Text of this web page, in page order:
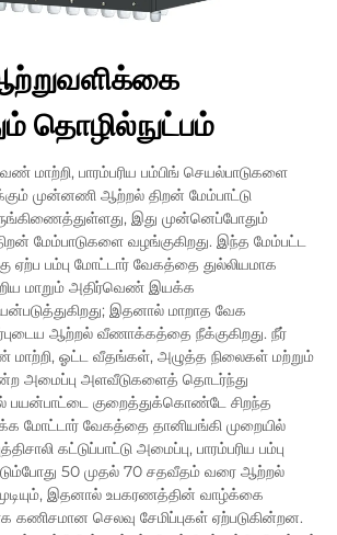
தொழில்நுட்பம்
மாற்றி, பாரம்பரிய பம்பிங் செயல்பாடுகளை
முன்னணி ஆற்றல் திறன் மேம்பாட்டு
இது முன்னெப்போதும்
மேம்பாடுகளை வழங்குகிறது. இந்த மேம்பட்ட
ஏற்ப பம்பு மோட்டார் வேகத்தை துல்லியமாக
மாறும் அதிர்வெண் இயக்க
இதனால் மாறாத வேக
ஆற்றல் வீணாக்கத்தை நீக்குகிறது. நீர்
மாற்றி, ஓட்ட வீதங்கள், அழுத்த நிலைகள் மற்றும்
அமைப்பு அளவீடுகளைத் தொடர்ந்து
குறைத்துக்கொண்டே சிறந்த
மோட்டார் வேகத்தை தானியங்கி முறையில்
கட்டுப்பாட்டு அமைப்பு, பாரம்பரிய பம்பு
50 முதல் 70 சதவீதம் வரை ஆற்றல்
இதனால் உபகரணத்தின் வாழ்க்கை
கணிசமான செலவு சேமிப்புகள் ஏற்படுகின்றன.